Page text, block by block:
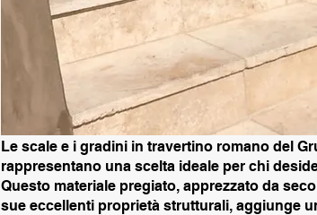
Le scale e i gradini in travertino romano del
rappresentano una scelta ideale per chi
Questo materiale pregiato, apprezzato da
sue eccellenti proprietà strutturali, aggiunge